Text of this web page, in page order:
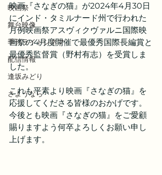
映画祭
舞台映像
季刊ライトシネマ
配信情報
逢坂みどり
さようなら
映画『さなぎの猫』が2024年4月30日
にインド・タミルナード州で行われた
月例映画祭アスヴィクヴァルニ国際映
画祭の4月度開催で最優秀国際長編賞と
最優秀監督賞（野村有志）を受賞しま
した。
これも平素より映画『さなぎの猫』を
応援してくださる皆様のおかげです。
今後とも映画『さなぎの猫』をご愛顧
賜りますよう何卒よろしくお願い申し
上げます。